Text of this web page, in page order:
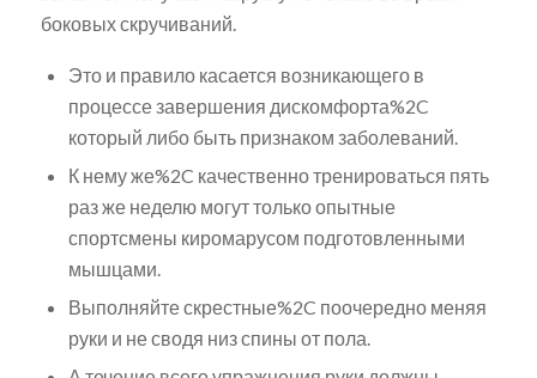
боковых скручиваний.
Это и правило касается возникающего в
процессе завершения дискомфорта%2C
который либо быть признаком заболеваний.
К нему же%2C качественно тренироваться пять
раз же неделю могут только опытные
спортсмены киромарусом подготовленными
мышцами.
Выполняйте скрестные%2C поочередно меняя
руки и не сводя низ спины от пола.